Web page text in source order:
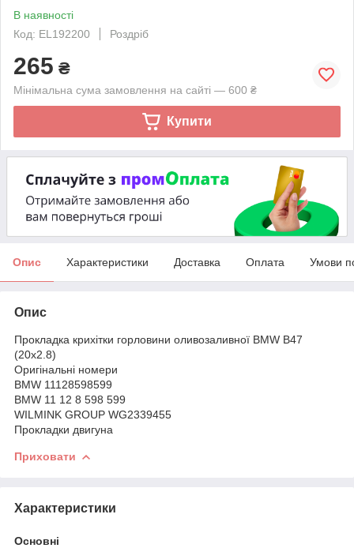
В наявності
Код: EL192200
Роздріб
265 ₴
Мінімальна сума замовлення на сайті — 600 ₴
Купити
Опис Характеристики Доставка Оплата Умови
Опис
Прокладка крихітки горловини оливозаливної BMW B47
(20x2.8)
Оригінальні номери
BMW 11128598599
BMW 11 12 8 598 599
WILMINK GROUP WG2339455
Прокладки двигуна
Приховати
Характеристики
Основні